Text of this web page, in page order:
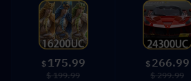
$ 175.99
$ 199.99
$ 266.99
$ 299.99